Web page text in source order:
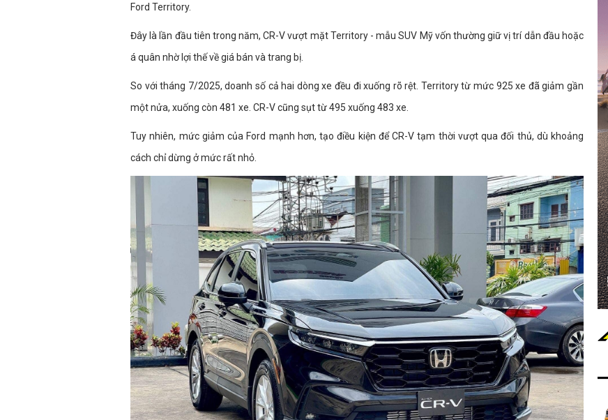
Ford Territory.
Đây là lần đầu tiên trong năm, CR-V vượt mặt Territory - mẫu SUV Mỹ vốn thường giữ vị trí dẫn đầu hoặc
á quân nhờ lợi thế về giá bán và trang bị.
So với tháng 7/2025, doanh số cả hai dòng xe đều đi xuống rõ rệt. Territory từ mức 925 xe đã giảm gần
một nửa, xuống còn 481 xe. CR-V cũng sụt từ 495 xuống 483 xe.
Tuy nhiên, mức giảm của Ford mạnh hơn, tạo điều kiện để CR-V tạm thời vượt qua đối thủ, dù khoảng
cách chỉ dừng ở mức rất nhỏ.